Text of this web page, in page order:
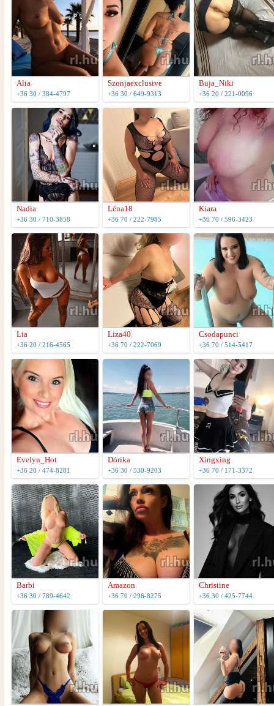
Alia
+36 30 / 384-4797
Szonjaexclusive
+36 30 / 649-9313
Buja_Niki
+36 20 / 221-0096
Nadia
+36 30 / 710-3858
Léna18
+36 70 / 222-7985
Kiara
+36 70 / 596-3423
Lia
+36 20 / 216-4565
Liza40
+36 70 / 222-7069
Csodapunci
+36 70 / 514-5417
Evelyn_Hot
+36 20 / 474-8281
Dórika
+36 30 / 530-9203
Xingxing
+36 70 / 171-3372
Barbi
+36 30 / 789-4642
Amazon
+36 70 / 296-8275
Christine
+36 30 / 425-7744